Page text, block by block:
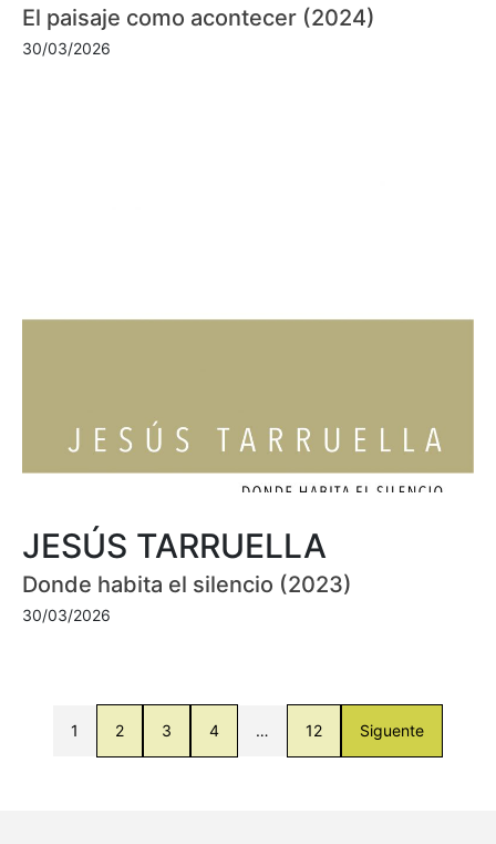
El paisaje como acontecer (2024)
30/03/2026
JESÚS TARRUELLA
Donde habita el silencio (2023)
30/03/2026
1 2 3 4 … 12 Siguente